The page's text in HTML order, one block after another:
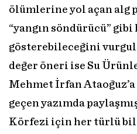
ölümlerine yol açan alg
“yangın söndürücü” gibi
gösterebileceğini
değer öneri ise Su
Mehmet İrfan
geçen yazımda
Körfezi için her türlü